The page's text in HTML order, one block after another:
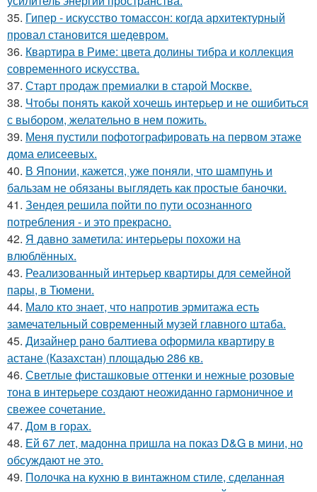
35. Гипер - искусство томассон: когда архитектурный
провал становится шедевром.
36. Квартира в Риме: цвета долины тибра и коллекция
современного искусства.
37. Старт продаж премиалки в старой Москве.
38. Чтобы понять какой хочешь интерьер и не ошибиться
с выбором, желательно в нем пожить.
39. Меня пустили пофотографировать на первом этаже
дома елисеевых.
40. В Японии, кажется, уже поняли, что шампунь и
бальзам не обязаны выглядеть как простые баночки.
41. Зендея решила пойти по пути осознанного
потребления - и это прекрасно.
42. Я давно заметила: интерьеры похожи на
влюблённых.
43. Реализованный интерьер квартиры для семейной
пары, в Тюмени.
44. Мало кто знает, что напротив эрмитажа есть
замечательный современный музей главного штаба.
45. Дизайнер рано балтиева оформила квартиру в
астане (Казахстан) площадью 286 кв.
46. Светлые фисташковые оттенки и нежные розовые
тона в интерьере создают неожиданно гармоничное и
свежее сочетание.
47. Дом в горах.
48. Ей 67 лет, мадонна пришла на показ D&G в мини, но
обсуждают не это.
49. Полочка на кухню в винтажном стиле, сделанная